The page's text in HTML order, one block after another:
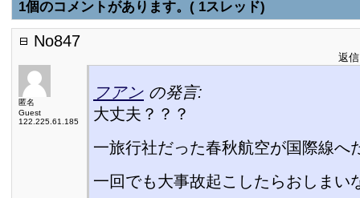
1個のコメントがあります。( 1スレッド)
No847
返
匿名
Guest
122.225.61.185
フアン の発言:
大丈夫？？？
一旅行社だった春秋航空が国際線へ
一回でも大事故起こしたらおしまい